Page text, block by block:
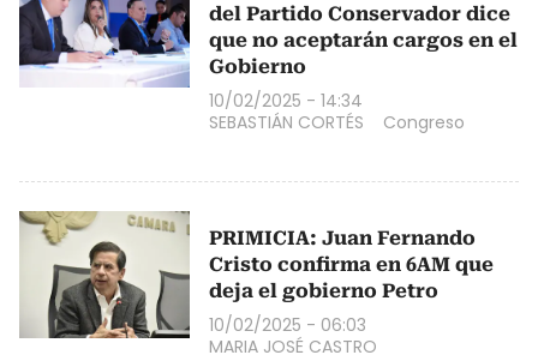
del Partido Conservador dice
que no aceptarán cargos en el
Gobierno
10/02/2025 - 14:34
SEBASTIÁN CORTÉS
Congreso
PRIMICIA: Juan Fernando
Cristo confirma en 6AM que
deja el gobierno Petro
10/02/2025 - 06:03
MARIA JOSÉ CASTRO